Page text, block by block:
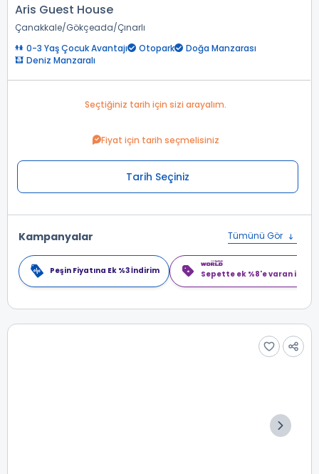
Aris Guest House
Çanakkale Gökçeada Çınarlı
0-3 Yaş Çocuk Avantajı
Otopark
Doğa Manzarası
Deniz Manzaralı
Seçtiğiniz tarih için sizi arayalım.
Fiyat için tarih seçmelisiniz
Tarih Seçiniz
Kampanyalar Tümünü Gör
Peşin Fiyatına Ek %3 İndirim Sepette ek %8'e varan